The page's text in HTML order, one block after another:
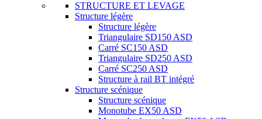
STRUCTURE ET LEVAGE
Structure légère
Structure légère
Triangulaire SD150 ASD
Carré SC150 ASD
Triangulaire SD250 ASD
Carré SC250 ASD
Structure à rail BT intégré
Structure scénique
Structure scénique
Monotube EX50 ASD